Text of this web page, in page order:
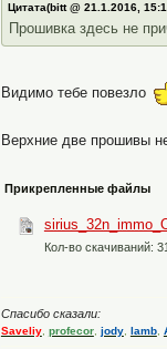
Цитата(bitt @ 21.1.2016,
Прошивка здесь не
Видимо тебе повезло
Верхние две прошивы
Прикрепленные файлы
Кол-во скачиваний:
Спасибо сказали:
Saveliy, profecor, jody, lamb,